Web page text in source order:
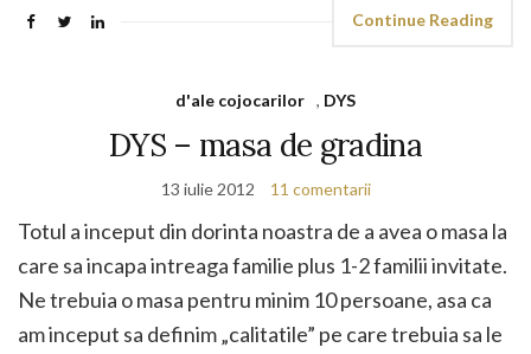
Continue Reading
d'ale cojocarilor , DYS
DYS – masa de gradina
13 iulie 2012 11 comentarii
Totul a inceput din dorinta noastra de a avea o masa la
care sa incapa intreaga familie plus 1-2 familii invitate.
Ne trebuia o masa pentru minim 10 persoane, asa ca
am inceput sa definim „calitatile” pe care trebuia sa le